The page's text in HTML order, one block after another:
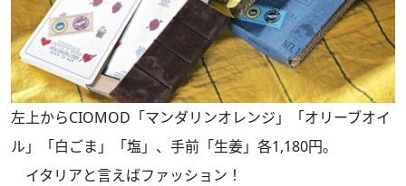
左上からCIOMOD「マンダリンオレンジ」「オリーブオイ
ル」「白ごま」「塩」、手前「生姜」各1,180円。
イタリアと言えばファッション！